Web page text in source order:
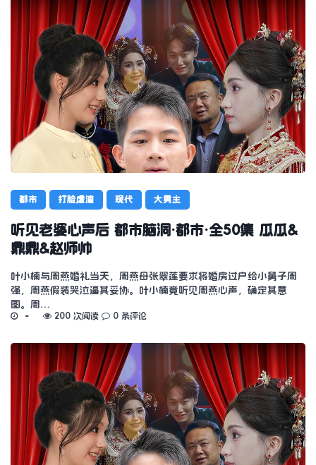
都市 打脸虐渣 现代 大男主
听见老婆心声后 都市脑洞·都市·全50集 瓜瓜&
鼎鼎&赵师帅
叶小楠与周燕婚礼当天，周燕母张翠莲要求将婚房过户给小舅子周
强，周燕假装哭泣逼其妥协。叶小楠竟听见周燕心声，确定其意
图。周…
200 次阅读 0 条评论